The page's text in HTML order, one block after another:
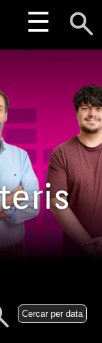
☰
Cercar per data